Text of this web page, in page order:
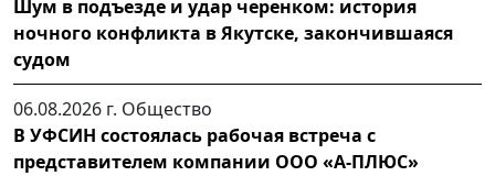
Шум в подъезде и удар черенком: история
ночного конфликта в Якутске, закончившаяся
судом
06.08.2026 г. Общество
В УФСИН состоялась рабочая встреча с
представителем компании ООО «А-ПЛЮС»